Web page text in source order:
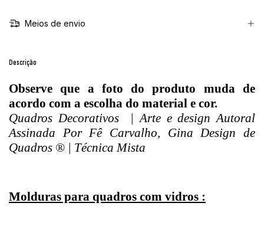
Meios de envio
Descrição
Observe que a foto do produto muda de
acordo com a escolha do material e cor.
Quadros Decorativos | Arte e design Autoral
Assinada Por Fê Carvalho, Gina Design de
Quadros ® | Técnica Mista
Molduras para quadros com vidros :